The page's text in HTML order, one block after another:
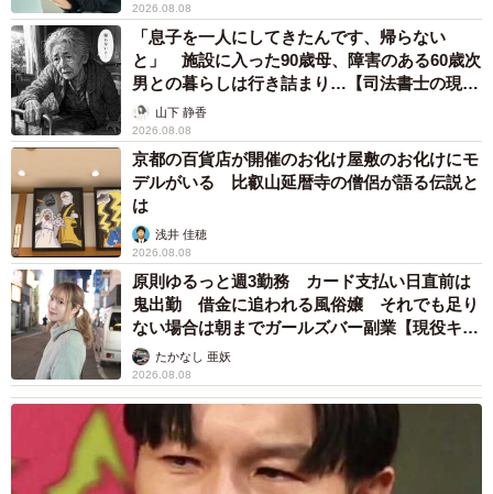
一緒にゆっくりお庭の散歩です。
悩んだ末に、Aさんはジャック君を動物病院に連れて行くの
を止めました。すると、ジャック君の気分は良くなったよ
うで、これまでは1日中押し入れに入って出てこなかったの
に、夜はAさんの横で寝るようになりました。Aさん自身も
ストレスがなくなったそうです。以来、ジャック君は毎
日、ほんの少しですがごはんやお水を摂りました。玄関に
いることが多くなったので、「もう走ったりしないから、
傍についているから」と子供たちがジャック君を庭で散歩
させるようになりました。
苦しんでいる様子は全くありませんでした。そしてつい
に、飲み薬を飲ませようとすると「シャアアア～」と威嚇
してくるようになり、飲ませるのをやめることにしまし
た。
2026.08.08
「息子を一人にしてきたんです、帰らない
と」 施設に入った90歳母、障害のある60歳次
男との暮らしは行き詰まり…【司法書士の現場
から】山下 静香
2026.08.08
京都の百貨店が開催のお化け屋敷のお化けにモ
デルがいる 比叡山延暦寺の僧侶が語る伝説と
は
浅井 佳穂
2026.08.08
原則ゆるっと週3勤務 カード支払い日直前は
鬼出勤 借金に追われる風俗嬢 それでも足り
ない場合は朝までガールズバー副業【現役キャ
ストに取材】
たかなし 亜妖
2026.08.08